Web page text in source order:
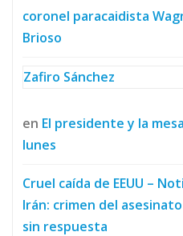
coronel paracaidista
Brioso
Zafiro Sánchez
en El presidente y la
lunes
Cruel caída de EEUU –
Irán: crimen del
sin respuesta